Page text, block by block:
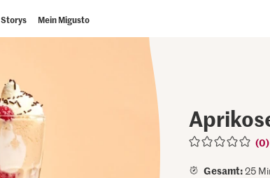
Storys Mein Migusto
(0)
Gesamt:25